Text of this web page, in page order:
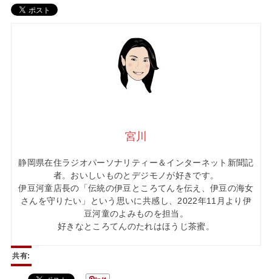
宮川
静岡県在住ラジオパーソナリティー＆インターネット新聞記
者。おいしいものとデジモノが好きです。
伊豆河童店長の「伝統の伊豆ところてんを伝え、伊豆の海女
さんを守りたい」という思いに共感し、2022年11月より伊
豆河童のよみものを担当。
好きなところてんのたれはほうじ茶蜜。
共有: